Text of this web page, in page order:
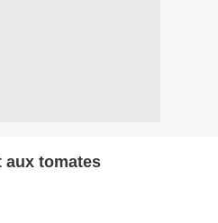
aux tomates